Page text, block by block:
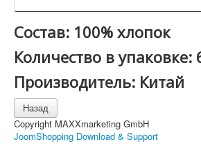
Состав: 100% хлопок
Количество в упаковке:
Производитель: Китай
Copyright MAXXmarketing GmbH
JoomShopping Download & Support